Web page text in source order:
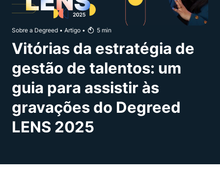
Sobre a Degreed • Artigo • 5 min
Vitórias da estratégia de
gestão de talentos: um
guia para assistir às
gravações do Degreed
LENS 2025